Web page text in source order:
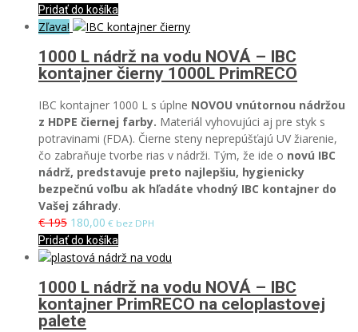
Pridať do košíka
Zľava!
1000 L nádrž na vodu NOVÁ – IBC
kontajner čierny 1000L PrimRECO
IBC kontajner 1000 L s úplne NOVOU vnútornou nádržou
z HDPE čiernej farby. Materiál vyhovujúci aj pre styk s
potravinami (FDA). Čierne steny neprepúšťajú UV žiarenie,
čo zabraňuje tvorbe rias v nádrži. Tým, že ide o novú IBC
nádrž, predstavuje preto najlepšiu, hygienicky
bezpečnú voľbu ak hľadáte vhodný IBC kontajner do
Vašej záhrady.
€ 195 180,00 € bez DPH
Pridať do košíka
1000 L nádrž na vodu NOVÁ – IBC
kontajner PrimRECO na celoplastovej
palete